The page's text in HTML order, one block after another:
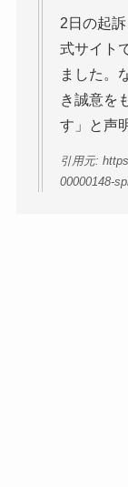
2日の起
式サイト
ました。
き誠意を
す」と声
引用元:
00000148-